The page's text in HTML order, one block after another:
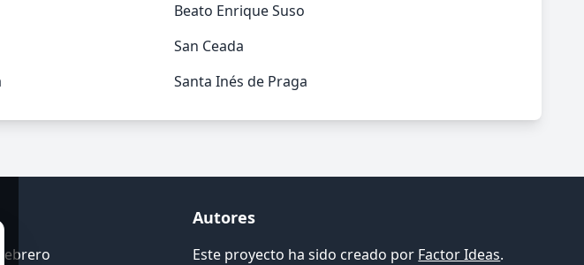
Beato Enrique Suso
San Ceada
Santa Inés de Praga
Febrero
Autores
Este proyecto ha sido creado por Factor Ideas.